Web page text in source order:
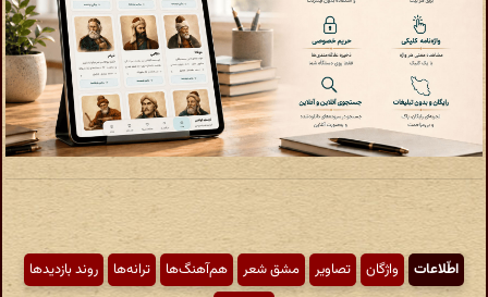
اطّلاعات واژگان تصاویر مشق شعر هم‌آهنگ‌ها ترانه‌ها
روند بازدیدها